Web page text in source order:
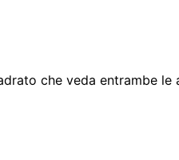
che veda entrambe le